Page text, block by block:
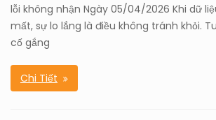
lỗi không nhận Ngày 05/04/2026 Khi dữ
mất, sự lo lắng là điều không tránh khỏi.
cố gắng
Chi Tiết